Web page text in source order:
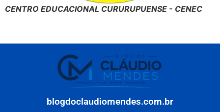
CENTRO EDUCACIONAL CURURUPUENSE - CENEC
blogdoclaudiomendes.com.br